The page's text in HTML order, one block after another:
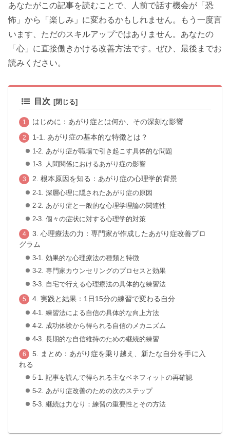
あなたがこの記事を読むことで、人前で話す機会が「恐
怖」から「楽しみ」に変わるかもしれません。もう一度言
います、ただのスキルアップではありません。あなたの
「心」に直接働きかける改善方法です。ぜひ、最後までお
読みください。
目次
はじめに：あがり症とは何か、その深刻な影響
1-1. あがり症の基本的な特徴とは？
1-2. あがり症が職場で引き起こす具体的な問題
1-3. 人間関係におけるあがり症の影響
2. 根本原因を知る：あがり症の心理学的背景
2-1. 深層心理に隠されたあがり症の原因
2-2. あがり症と一般的な心理学理論の関連性
2-3. 個々の症状に対する心理学的対策
3. 心理療法の力：専門家が作成したあがり症改善プロ
グラム
3-1. 効果的な心理療法の種類と特徴
3-2. 専門家カウンセリングのプロセスと効果
3-3. 自宅で行える心理療法の具体的な練習法
4. 実践と結果：1日15分の練習で変わる自分
4-1. 練習法による自信の具体的な向上方法
4-2. 成功体験から得られる自信のメカニズム
4-3. 長期的な自信維持のための継続的練習
5. まとめ：あがり症を乗り越え、新たな自分を手に入
れる
5-1. 記事を読んで得られる主なベネフィットの再確認
5-2. あがり症改善のための次のステップ
5-3. 継続は力なり：練習の重要性とその方法